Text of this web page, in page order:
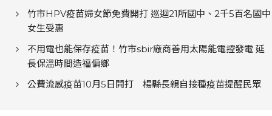
竹市HPV疫苗婦女節免費開打 巡迴21所國中、2千5百名國中
女生受惠
不用電也能保存疫苗！竹市sbir廠商善用太陽能電控發電 延
長保溫時間造福偏鄉
公費流感疫苗10月5日開打 楊縣長親自接種疫苗提醒民眾